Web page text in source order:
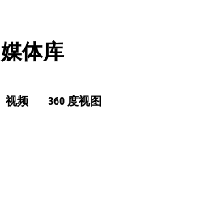
媒体库
视频 360 度视图